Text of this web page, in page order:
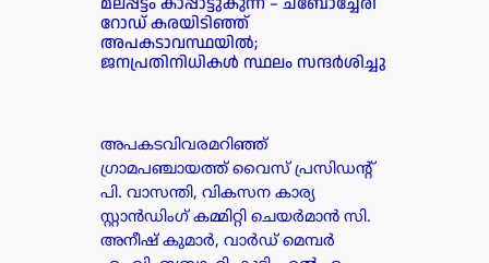
റോഡ് കരയിടിഞ്ഞ്
അപകടാവസ്ഥയിൽ;
ജനപ്രതിനിധികൾ സ്ഥലം സന്ദർശിച്ചു
അപകടവിവരമറിഞ്ഞ്
ഗ്രാമപഞ്ചായത്ത് വൈസ് പ്രസിഡന്റ്
പി. വാസന്തി, വികസന കാര്യ
സ്റ്റാൻഡിംഗ് കമ്മിറ്റി ചെയർമാൻ സി.
അനീഷ് കുമാർ, വാർഡ് മെമ്പർ